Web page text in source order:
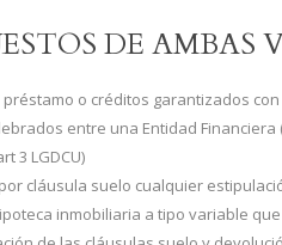
DE AMBAS
o créditos garantizados
entre una Entidad
3 LGDCU)
cláusula suelo cualquier
inmobiliaria a tipo variable